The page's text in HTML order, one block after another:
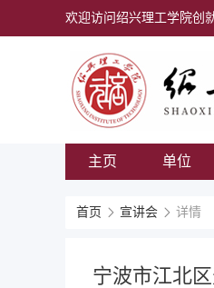
欢迎访问绍兴理工学院创
主页 单位
首页 宣讲会 详情
宁波市江北